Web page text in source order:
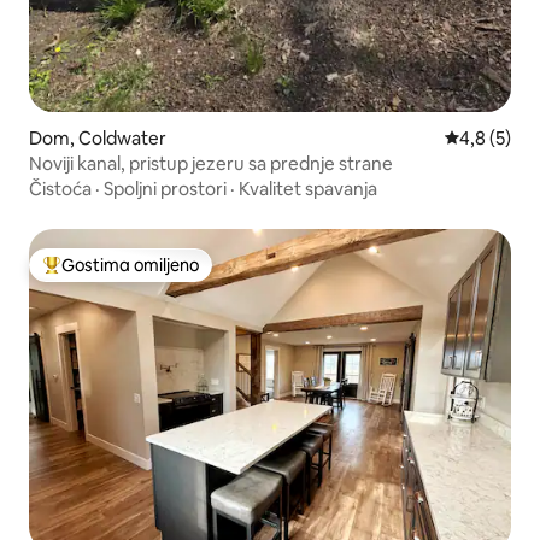
Dom, Coldwater Prosečna
4,8 (5)
Noviji kanal, pristup jezeru sa prednje strane
Čistoća · Spoljni prostori · Kvalitet spavanja
Najuspešniji među gostima omiljenim
Gostima omiljeno